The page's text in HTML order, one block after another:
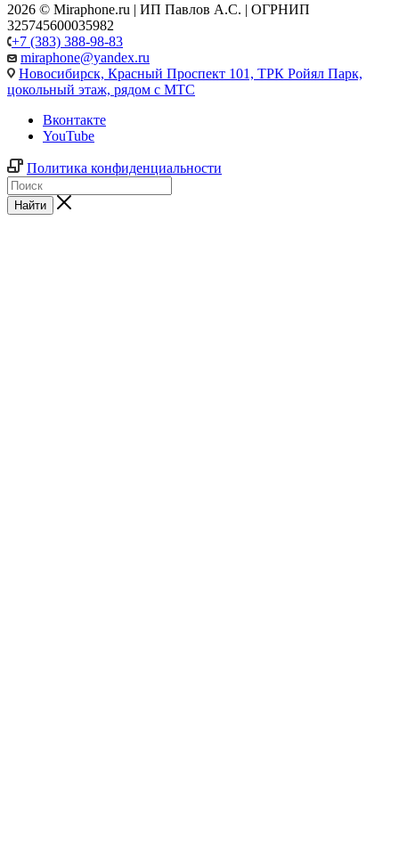
2026 © Miraphone.ru | ИП Павлов А.С. | ОГРНИП
325745600035982
+7 (383) 388-98-83
miraphone@yandex.ru
Новосибирск, Красный Проспект 101, ТРК Ройял Парк,
цокольный этаж, рядом с МТС
Вконтакте
YouTube
Политика конфиденциальности
Найти